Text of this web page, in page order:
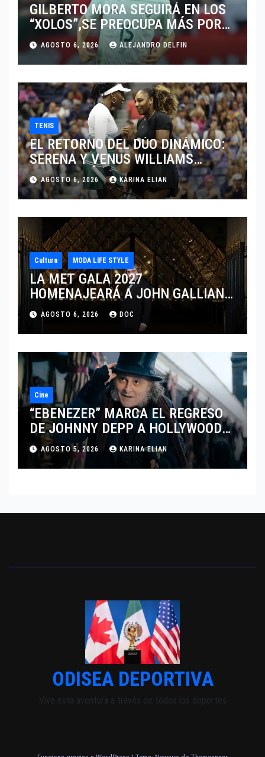
GILBERTO MORA SEGUIRÁ EN LOS
“XOLOS”,SE PREOCUPA MÁS POR
JUGAR EN SU EQUIPO.
AGOSTO 6, 2026 ALEJANDRO DELFIN
TENIS
EL RETORNO DEL DÚO DINÁMICO:
SERENA Y VENUS WILLIAMS
DISPUTARÁN LOS DOBLES EN
CINCINNATI 2026
AGOSTO 6, 2026 KARINA ELIAN
Cultura MODA LIFE STYLE
LA MET GALA 2027
HOMENAJEARÁ A JOHN GALLIANO
MARCANDO EL REGRESO DEL REY
DEL DRAMATISMO
AGOSTO 6, 2026 DOC
Cine
“EBENEZER” MARCA EL REGRESO
DE JOHNNY DEPP A HOLLYWOOD
TRAS SU PASO POR EL CINE
INDEPENDIENTE EUROPEO
AGOSTO 5, 2026 KARINA ELIAN
ODISEA DEPORTIVA
Vive esta aventura a través de todos los deportes